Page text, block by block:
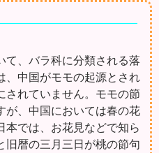
て、バラ科に分類される落
、中国がモモの起源とされ
されていません。モモの節
が、中国においては春の花
本では、お花見などで知ら
旧暦の三月三日が桃の節句